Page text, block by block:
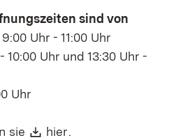
sind von
Uhr - 11:00 Uhr
Uhr und 13:30 Uhr -
Uhr
sie Download:
hier.